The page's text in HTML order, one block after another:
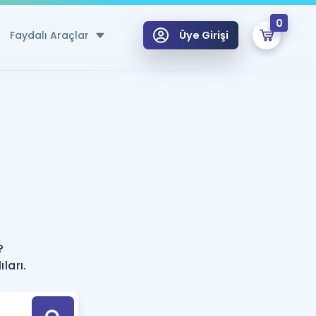
Faydalı Araçlar
Hesaplama Aracı
için Öneriler
Tek Takvimde
Üye Girişi
0
Hoca ile seni sınava hazırlayacak onlarca eğitim seni bekliyor!